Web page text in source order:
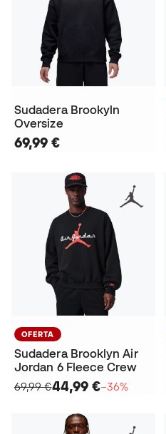
Sudadera Brookyln
Oversize
69,99 €
OFERTA
Sudadera Brooklyn Air
Jordan 6 Fleece Crew
69,99 €44,99 €−36%